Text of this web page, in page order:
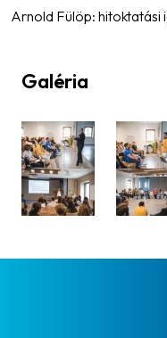
Arnold Fülöp:
Galéria